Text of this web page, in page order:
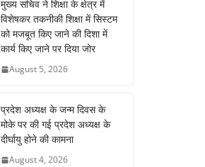
मुख्य सचिव ने शिक्षा के क्षेत्र में
विशेषकर तकनीकी शिक्षा में सिस्टम
को मजबूत किए जाने की दिशा में
कार्य किए जाने पर दिया जोर
August 5, 2026
प्रदेश अध्यक्ष के जन्म दिवस के
मोके पर की गई प्रदेश अध्यक्ष के
दीर्घायु होने की कामना
August 4, 2026